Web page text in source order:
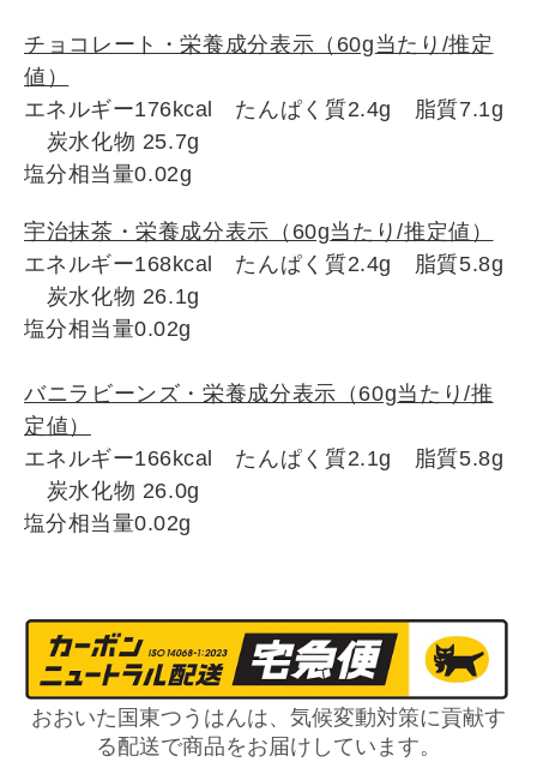
チョコレート・栄養成分表示（60g当たり/推定
値）
エネルギー176kcal たんぱく質2.4g 脂質7.1g
炭水化物 25.7g
塩分相当量0.02g
宇治抹茶・栄養成分表示（60g当たり/推定値）
エネルギー168kcal たんぱく質2.4g 脂質5.8g
炭水化物 26.1g
塩分相当量0.02g
バニラビーンズ・栄養成分表示（60g当たり/推
定値）
エネルギー166kcal たんぱく質2.1g 脂質5.8g
炭水化物 26.0g
塩分相当量0.02g
おおいた国東つうはんは、気候変動対策に貢献す
る配送で商品をお届けしています。